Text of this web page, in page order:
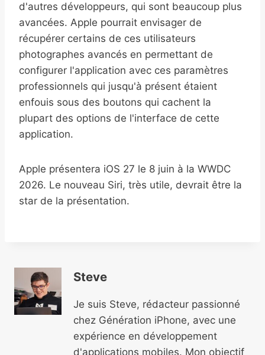
d'autres développeurs, qui sont beaucoup plus
avancées. Apple pourrait envisager de
récupérer certains de ces utilisateurs
photographes avancés en permettant de
configurer l'application avec ces paramètres
professionnels qui jusqu'à présent étaient
enfouis sous des boutons qui cachent la
plupart des options de l'interface de cette
application.
Apple présentera iOS 27 le 8 juin à la WWDC
2026. Le nouveau Siri, très utile, devrait être la
star de la présentation.
Steve
Je suis Steve, rédacteur passionné
chez Génération iPhone, avec une
expérience en développement
d'applications mobiles. Mon objectif